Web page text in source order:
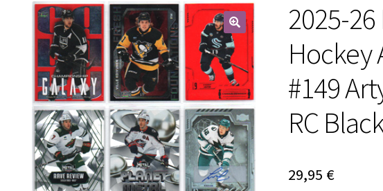
🔍
2025-
Hockey
#149
RC
29,95 €